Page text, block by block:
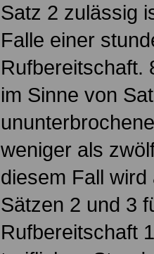
Satz 2 zulässig
Falle einer
Rufbereitschaft.
im Sinne von
weniger als
diesem Fall
Sätzen 2 und 3
Rufbereitschaft